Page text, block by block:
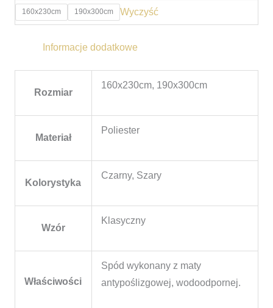
160x230cm 190x300cm Wyczyść
Informacje dodatkowe
Rozmiar
160x230cm, 190x300cm
Materiał
Poliester
Kolorystyka
Czarny, Szary
Wzór
Klasyczny
Właściwości
Spód wykonany z maty
antypoślizgowej, wodoodpornej.